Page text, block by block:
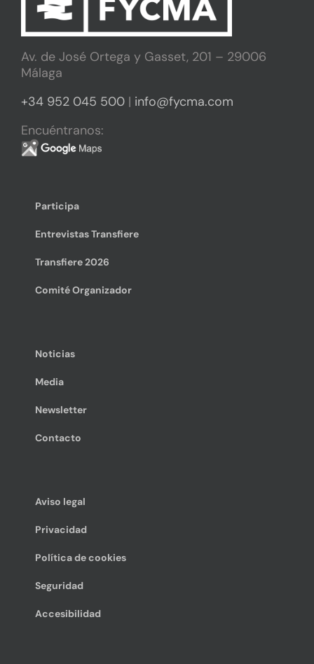
Av. de José Ortega y Gasset, 201 – 29006
Málaga
+34 952 045 500 | info@fycma.com
Encuéntranos:
Participa
Entrevistas Transfiere
Transfiere 2026
Comité Organizador
Noticias
Media
Newsletter
Contacto
Aviso legal
Privacidad
Política de cookies
Seguridad
Accesibilidad